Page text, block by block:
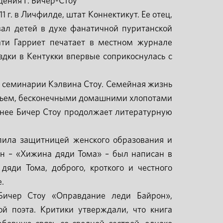
г. в Личфилде, штат Коннектикут. Ее отец,
детей в духе фанатичной пуританской
Гарриет печатает в местном журнале
в Кентукки впервые соприкоснулась с
Кэлвина Стоу. Семейная жизнь
бесконечными домашними хлопотами
Бичер Стоу продолжает литературную
защитницей женского образования и
– «Хижина дяди Тома» – был написан в
Тома, доброго, кроткого и честного
Стоу «Оправдание леди Байрон»,
поэта. Критики утверждали, что книга